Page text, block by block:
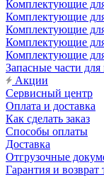
Комплектующие
Комплектующие
Комплектующие
Комплектующие
Комплектующие
Запасные части
Акции
Сервисный центр
Оплата и доставка
Как сделать заказ
Способы оплаты
Доставка
Отгрузочные
Гарантия и возврат